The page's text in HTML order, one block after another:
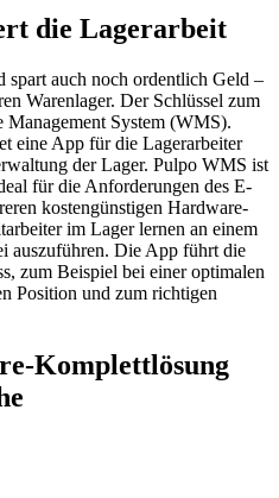
die Lagerarbeit
spart auch noch ordentlich Geld –
Warenlager. Der Schlüssel zum
Management System (WMS).
eine App für die Lagerarbeiter
der Lager. Pulpo WMS ist
für die Anforderungen des E-
kostengünstigen Hardware-
im Lager lernen an einem
auszuführen. Die App führt die
zum Beispiel bei einer optimalen
Position und zum richtigen
Komplettlösung